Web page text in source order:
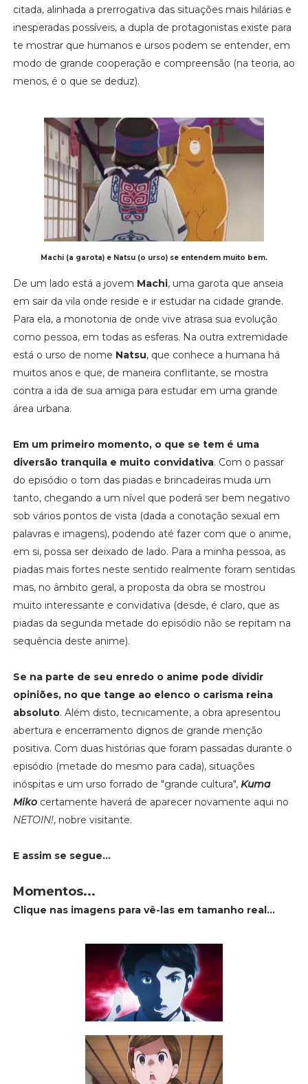
citada, alinhada a prerrogativa das situações mais hilárias e
inesperadas possíveis, a dupla de protagonistas existe para
te mostrar que humanos e ursos podem se entender, em
modo de grande cooperação e compreensão (na teoria, ao
menos, é o que se deduz).
Machi (a garota) e Natsu (o urso) se entendem muito bem.
De um lado está a jovem Machi, uma garota que anseia
em sair da vila onde reside e ir estudar na cidade grande.
Para ela, a monotonia de onde vive atrasa sua evolução
como pessoa, em todas as esferas. Na outra extremidade
está o urso de nome Natsu, que conhece a humana há
muitos anos e que, de maneira conflitante, se mostra
contra a ida de sua amiga para estudar em uma grande
área urbana.
Em um primeiro momento, o que se tem é uma
diversão tranquila e muito convidativa. Com o passar
do episódio o tom das piadas e brincadeiras muda um
tanto, chegando a um nível que poderá ser bem negativo
sob vários pontos de vista (dada a conotação sexual em
palavras e imagens), podendo até fazer com que o anime,
em si, possa ser deixado de lado. Para a minha pessoa, as
piadas mais fortes neste sentido realmente foram sentidas
mas, no âmbito geral, a proposta da obra se mostrou
muito interessante e convidativa (desde, é claro, que as
piadas da segunda metade do episódio não se repitam na
sequência deste anime).
Se na parte de seu enredo o anime pode dividir
opiniões, no que tange ao elenco o carisma reina
absoluto. Além disto, tecnicamente, a obra apresentou
abertura e encerramento dignos de grande menção
positiva. Com duas histórias que foram passadas durante o
episódio (metade do mesmo para cada), situações
inóspitas e um urso forrado de "grande cultura", Kuma
Mikocertamente haverá de aparecer novamente aqui no
NETOIN!, nobre visitante.
E assim se segue...
Momentos...
Clique nas imagens para vê-las em tamanho real...